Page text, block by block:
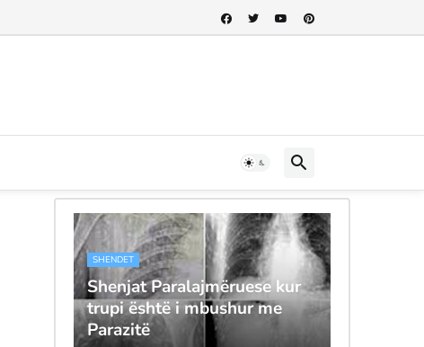
SHENDET
Shenjat Paralajmëruese kur
trupi është i mbushur me
Parazitë